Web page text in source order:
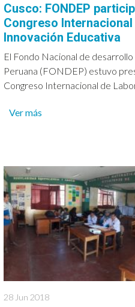
Cusco: FONDEP
Congreso Internacional
Innovación Educativa
El Fondo Nacional de
Peruana (FONDEP) estuvo
Congreso Internacional de
Ver más
28 Jun 2018